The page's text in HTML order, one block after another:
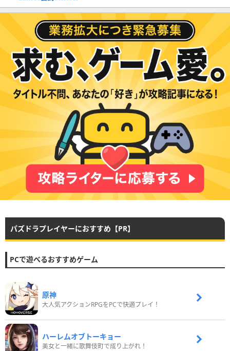
パズドラプレイヤーにおすすめ【PR】
PCで遊べるおすすめゲーム
原神
大人気アクションRPGをPCで快適プレイ！
ハーレムオブトーキョー
美女と一緒に歌舞伎町で成り上がれ！